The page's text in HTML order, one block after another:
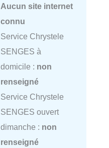
Aucun site internet
connu
Service Chrystele
SENGES à
domicile : non
renseigné
Service Chrystele
SENGES ouvert
dimanche : non
renseigné